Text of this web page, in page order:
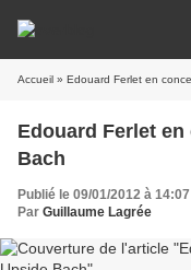
Accueil » Edouard Ferlet en
Edouard Ferlet
Bach
Publié le 09/01/2012 à 14:07
Par Guillaume Lagrée